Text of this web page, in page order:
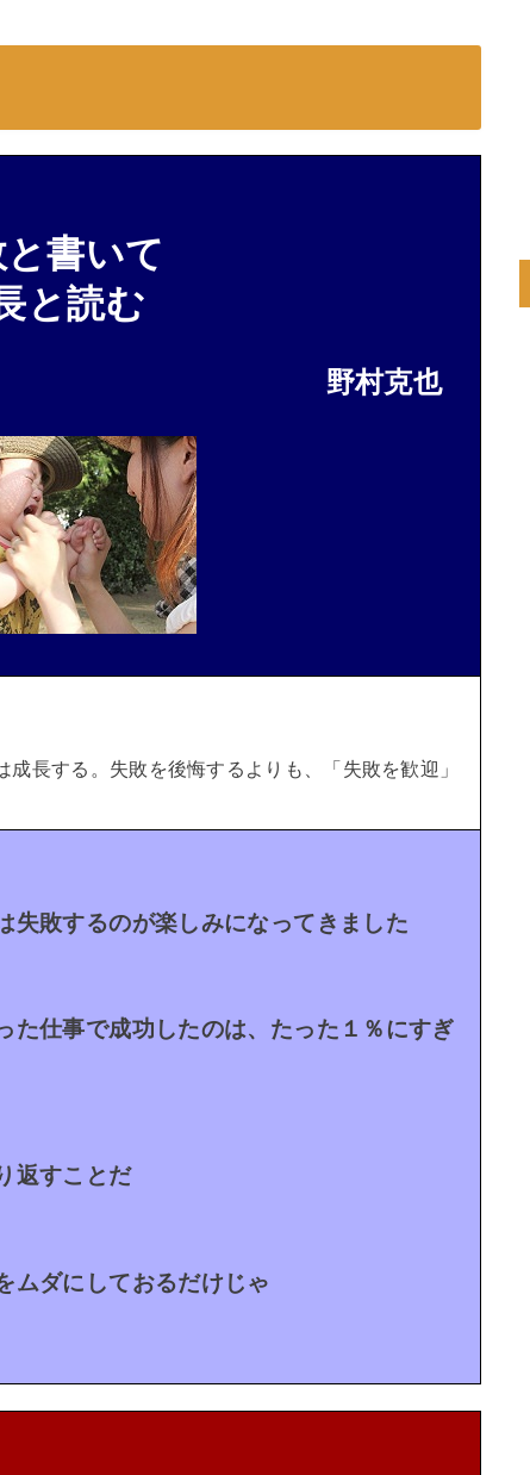
書いて
と読む
野村克也
成長する。 失敗を後悔するよりも、「失敗を歓迎」
失敗するのが楽しみになってきました
た仕事で成功したのは、たった１％にすぎ
返すことだ
ムダにしておるだけじゃ